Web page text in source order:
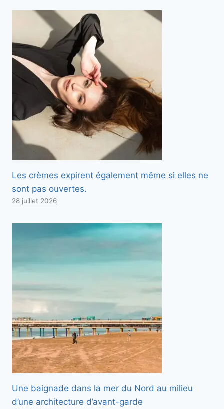
Les crèmes expirent également même si elles ne
sont pas ouvertes.
28 juillet 2026
Une baignade dans la mer du Nord au milieu
d’une architecture d’avant-garde